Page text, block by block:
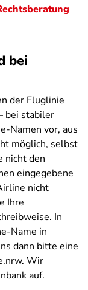
bei
der Fluglinie
bei stabiler
Namen vor, aus
möglich, selbst
nicht den
eingegebene
nicht
Ihre
In
Name in
dann bitte eine
Wir
auf.